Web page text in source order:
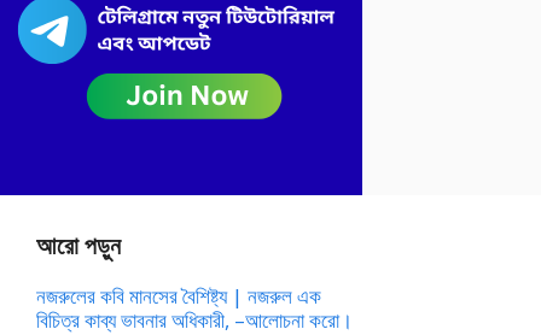
আরো পড়ুন
নজরুলের কবি মানসের বৈশিষ্ট্য | নজরুল এক
বিচিত্র কাব্য ভাবনার অধিকারী, –আলোচনা করো।